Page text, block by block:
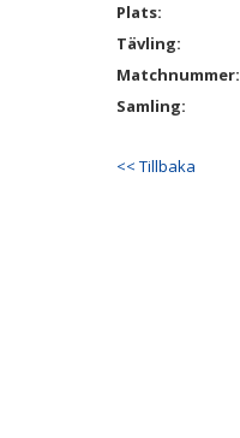
Plats:
Tävling:
Matchnummer:
Samling:
<< Tillbaka